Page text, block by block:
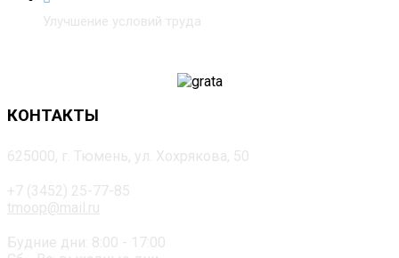
Улучшение условий труда
КОНТАКТЫ
625000, г. Тюмень, ул. Хохрякова, 50
+7 (3452) 25-77-85
tmoop@mail.ru
Будние дни: 8:00 - 17:00